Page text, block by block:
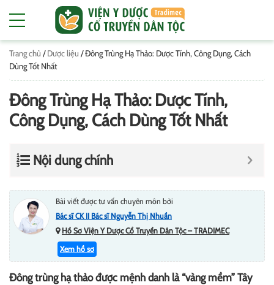
Trang chủ /Dược liệu /Đông Trùng Hạ Thảo: Dược Tính, Công Dụng, Cách
Dùng Tốt Nhất
Đông Trùng Hạ Thảo: Dược Tính,
Công Dụng, Cách Dùng Tốt Nhất
Nội dung chính
Bài viết được tư vấn chuyên môn bởi
Bác sĩ CK II Bác sĩ Nguyễn Thị Nhuần
Hồ Sơ Viện Y Dược Cổ Truyền Dân Tộc – TRADIMEC
Xem hồ sơ
Đông trùng hạ thảo được mệnh danh là “vàng mềm” Tây